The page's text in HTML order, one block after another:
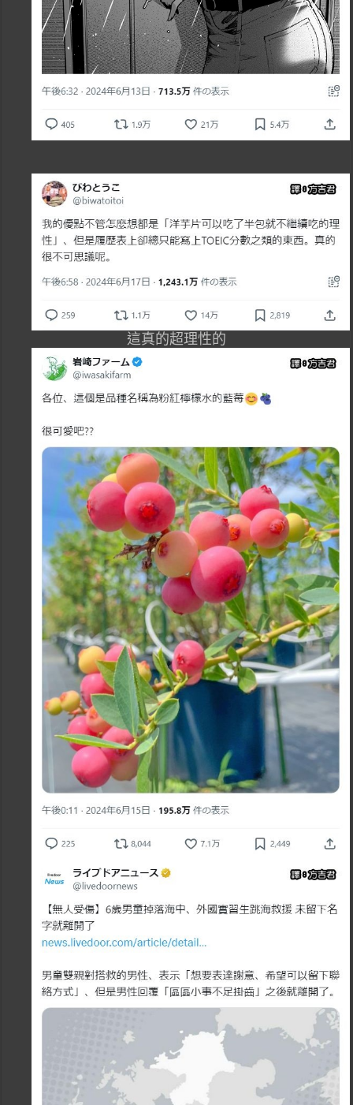
這真的超理性的